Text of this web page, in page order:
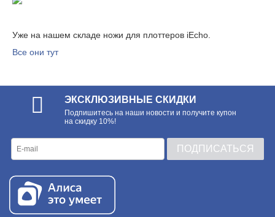
Уже на нашем складе ножи для плоттеров iEcho.
Все они тут
ЭКСКЛЮЗИВНЫЕ СКИДКИ
Подпишитесь на наши новости и получите купон
на скидку 10%!
ПОДПИСАТЬСЯ